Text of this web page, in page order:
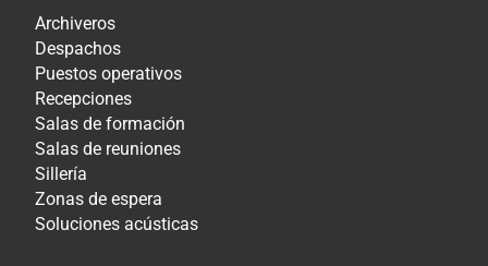
Archiveros
Despachos
Puestos operativos
Recepciones
Salas de formación
Salas de reuniones
Sillería
Zonas de espera
Soluciones acústicas